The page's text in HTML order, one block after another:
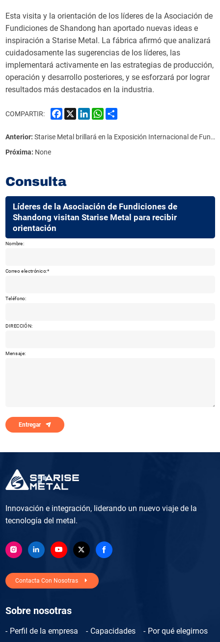
Esta visita y la orientación de los líderes de la Asociación de
Fundiciones de Shandong han aportado nuevas ideas e
inspiración a Starise Metal. La fábrica afirmó que analizará
cuidadosamente las sugerencias de los líderes, las
implementará activamente en las estrategias de producción,
operación y desarrollo posteriores, y se esforzará por lograr
resultados más destacados en la industria.
COMPARTIR: Facebook
X LinkedInWhatsApp
Anterior: Starise Metal brillará en la Exposición Internacional de Fundición de Turquía 2025
Próxima: None
Consulta
Líderes de la Asociación de Fundiciones de
Shandong visitan Starise Metal para recibir
orientación
Nombre:
Correo electrónico:
Teléfono:
DIRECCIÓN:
Mensaje:
Entregar
Innovación e integración, liderando un nuevo viaje de la
tecnología del metal.
Contacta Con Nosotras
Sobre nosotras
Perfil de la empresa Capacidades
Por qué elegirnos